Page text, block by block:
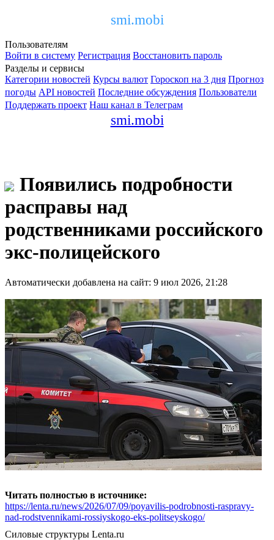
smi.mobi
Пользователям
Войти в систему Регистрация Восстановить пароль
Разделы и сервисы
Категории новостей Курсы валют Гороскоп на 3 дня Прогноз
погоды API новостей Последние обсуждения Пользователи
Поддержать проект Наш канал в Телеграм
smi.mobi
Появились подробности
расправы над
родственниками российского
экс-полицейского
Автоматически добавлена на сайт: 9 июл 2026, 21:28
Читать полностью в источнике:
https://lenta.ru/news/2026/07/09/poyavilis-podrobnosti-raspravy-
nad-rodstvennikami-rossiyskogo-eks-politseyskogo/
Силовые структуры Lenta.ru